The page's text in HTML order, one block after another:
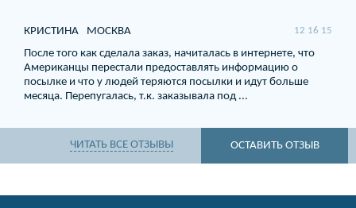
КРИСТИНА МОСКВА 12 16 15
После того как сделала заказ, начиталась в интернете, что
Американцы перестали предоставлять информацию о
посылке и что у людей теряются посылки и идут больше
месяца. Перепугалась, т.к. заказывала под ...
ЧИТАТЬ ВСЕ ОТЗЫВЫ ОСТАВИТЬ ОТЗЫВ